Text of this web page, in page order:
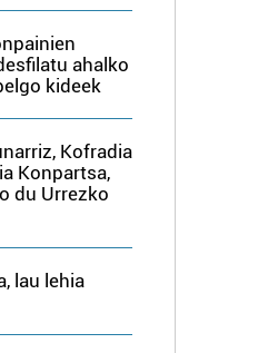
ahalko
kideek
Kofradia
Konpartsa,
du Urrezko
lau lehia